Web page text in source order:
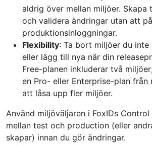
aldrig över mellan miljöer. Skapa
och validera ändringar utan att
produktionsinloggningar.
Flexibility: Ta bort miljöer du inte
eller lägg till nya när din
Free-planen inkluderar två
en Pro- eller Enterprise-plan från
att låsa upp fler miljöer.
Använd miljöväljaren i FoxIDs
mellan test och production (eller
skapar) innan du gör ändringar.